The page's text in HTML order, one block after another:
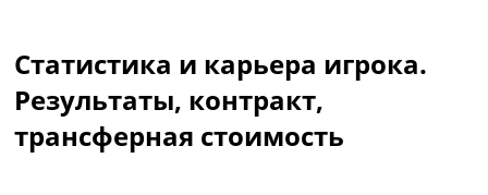
Чемпионат Мира
Украина. Премьер-Лига
Украина. Первая Лига
Лига Чемпионов
Статистика и карьера игрока.
Результаты, контракт,
трансферная стоимость